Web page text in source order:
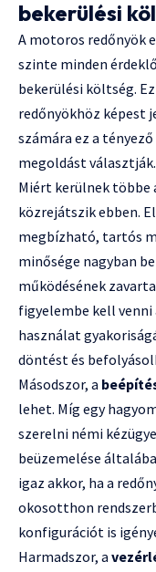
bekerülési
A motoros redőnyök
szinte minden
bekerülési költség.
redőnyökhöz képest
számára ez a
megoldást választják.
Miért kerülnek többe
közrejátszik ebben.
megbízható, tartós
minősége nagyban
működésének
figyelembe kell venni
használat
döntést és
Másodszor, a
lehet. Míg egy
szerelni némi
beüzemelése
igaz akkor, ha a
okosotthon
konfigurációt is
Harmadszor, a